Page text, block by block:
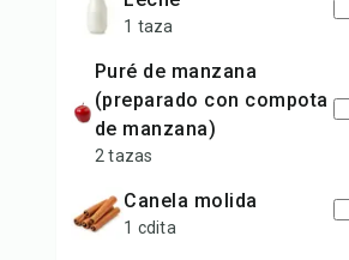
1 taza
Puré de manzana
(preparado con compota
de manzana)
2 tazas
Canela molida
1 cdita